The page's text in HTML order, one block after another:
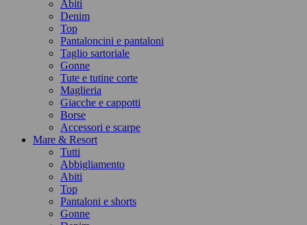
Abiti
Denim
Top
Pantaloncini e pantaloni
Taglio sartoriale
Gonne
Tute e tutine corte
Maglieria
Giacche e cappotti
Borse
Accessori e scarpe
Mare & Resort
Tutti
Abbigliamento
Abiti
Top
Pantaloni e shorts
Gonne